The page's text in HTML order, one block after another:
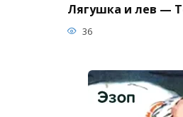
Лягушка и лев —
36